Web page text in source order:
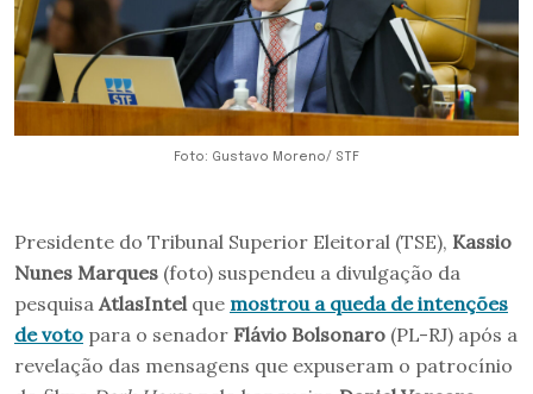
Foto: Gustavo Moreno/ STF
Presidente do Tribunal Superior Eleitoral (TSE), Kassio
Nunes Marques (foto) suspendeu a divulgação da
pesquisa AtlasIntel que mostrou a queda de intenções
de voto para o senador Flávio Bolsonaro (PL-RJ) após a
revelação das mensagens que expuseram o patrocínio